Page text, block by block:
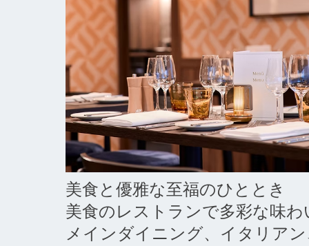
美食と優雅な至福のひととき
美食のレストランで多彩な味わ
メインダイニング、イタリア